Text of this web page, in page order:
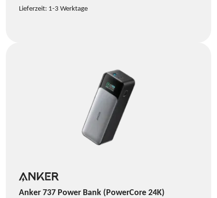
Lieferzeit: 1-3 Werktage
Anker 737 Power Bank (PowerCore 24K)